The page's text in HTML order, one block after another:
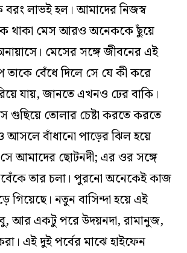
বরং লাভই হল। আমাদের নিজস্ব
থাকা মেস আরও অনেককে ছুঁয়ে
মেসের সঙ্গে জীবনের এই
বেঁধে দিলে সে যে কী করে
যায়, জানতে এখনও ঢের বাকি।
গুছিয়ে তোলার চেষ্টা করতে করতে
বাঁধানো পাড়ের ঝিল হয়ে
আমাদের ছোটনদী; এর ওর সঙ্গে
তার চলা। পুরনো অনেকেই কাজ
গিয়েছে। নতুন বাসিন্দা হয়ে এই
আর একটু পরে উদয়নদা, রামানুজ,
এই দুই পর্বের মাঝে হাইফেন